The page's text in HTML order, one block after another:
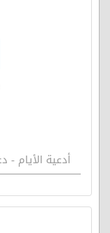
أدعية الأيام -